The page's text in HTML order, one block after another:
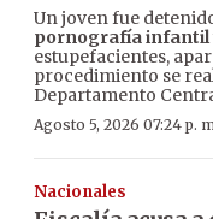
Un joven fue
pornografía infantil
estupefacientes,
procedimiento se
Departamento
Agosto 5, 2026 07:24 p.
Nacionales